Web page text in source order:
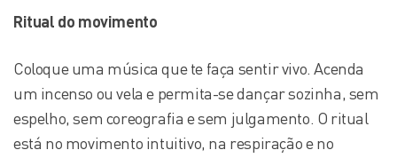
Ritual do movimento
Coloque uma música que te faça sentir vivo. Acenda
um incenso ou vela e permita-se dançar sozinha, sem
espelho, sem coreografia e sem julgamento. O ritual
está no movimento intuitivo, na respiração e no